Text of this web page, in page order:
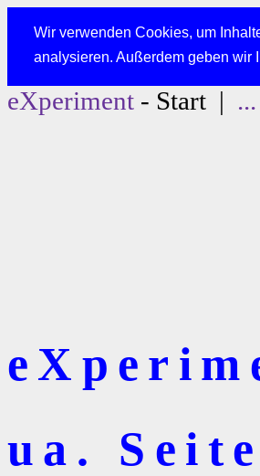
Wir verwenden Cookies, um
analysieren. Außerdem geben wir
eXperiment - Start |
ua.